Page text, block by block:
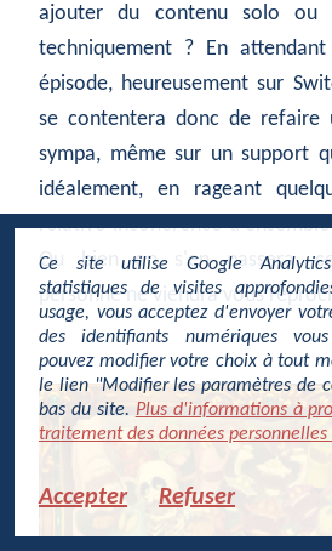
ajouter du contenu solo ou
techniquement ? En
épisode, heureusement sur
se contentera donc de refaire
sympa, même sur un support
idéalement, en rageant
relative incohérence
Ou bien on s'en passera,
personne ne viendra vous
Ce site utilise Google
statistiques de visites
usage, vous acceptez d'envoyer
des identifiants numériques
pouvez modifier votre choix à tout
le lien "Modifier les paramètres de
bas du site. Plus d'informations à
traitement des données
Accepter Refuser